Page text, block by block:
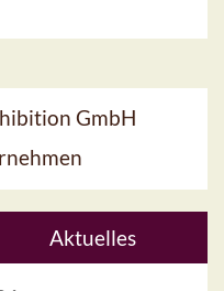
GmbH
Aktuelles